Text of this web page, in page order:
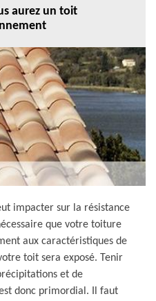
aurez un toit
impacter sur la résistance
que votre toiture
aux caractéristiques de
toit sera exposé. Tenir
et de
donc primordial. Il faut